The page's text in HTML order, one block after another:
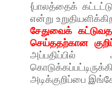
{பாலத்தைக்
என்று
சேதுவைக்
செய்ததற்கான
அடிக்குறிப்பை